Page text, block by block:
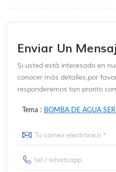
Enviar Un
Si usted está interesado en
conocer más detalles,por
responderemos tan pronto
Tema : BOMBA DE AGUA